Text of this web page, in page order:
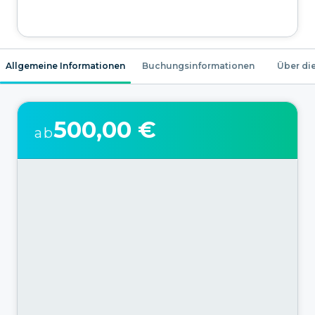
Allgemeine Informationen Buchungsinformationen Über
ab500,00 €